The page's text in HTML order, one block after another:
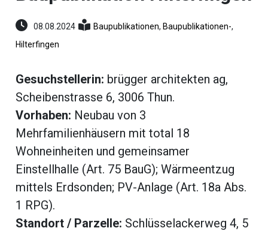
Reportagen
08.08.2024 Baupublikationen,Baupublikationen-,
Hilterfingen
Gesuchstellerin: brügger architekten ag,
Scheibenstrasse 6, 3006 Thun.
Vorhaben: Neubau von 3
Mehrfamilienhäusern mit total 18
Wohneinheiten und gemeinsamer
Einstellhalle (Art. 75 BauG); Wärmeentzug
mittels Erdsonden; PV-Anlage (Art. 18a Abs.
1 RPG).
Standort / Parzelle: Schlüsselackerweg 4, 5